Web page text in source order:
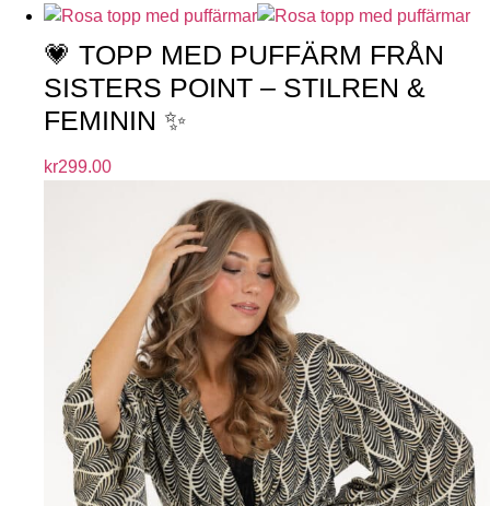
💗 TOPP MED PUFFÄRM FRÅN
SISTERS POINT – STILREN &
FEMININ ✨
kr299.00